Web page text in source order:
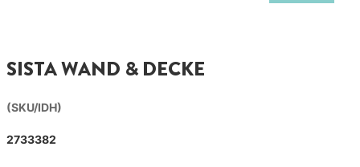
SISTA WAND & DECKE
(SKU/IDH)
2733382